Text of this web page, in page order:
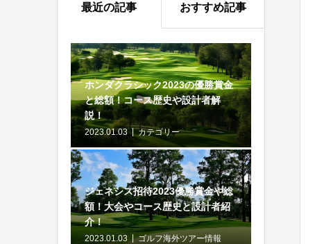
最近の記事 おすすめ記事
ホンダクラシック2023の優勝賞金
と総額！コース歴史や設計者解
説！
2023.01.03 カテゴリー
ジェネシス招待2023優勝賞金や総
額！大会やコース歴史と設計者紹
介！
2023.01.03 ゴルフ海外ツアー情報